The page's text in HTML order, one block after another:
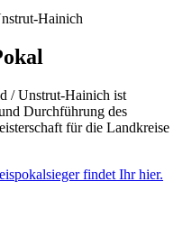
/ Unstrut-Hainich ist
Durchführung des
für die Landkreise
findet Ihr hier.